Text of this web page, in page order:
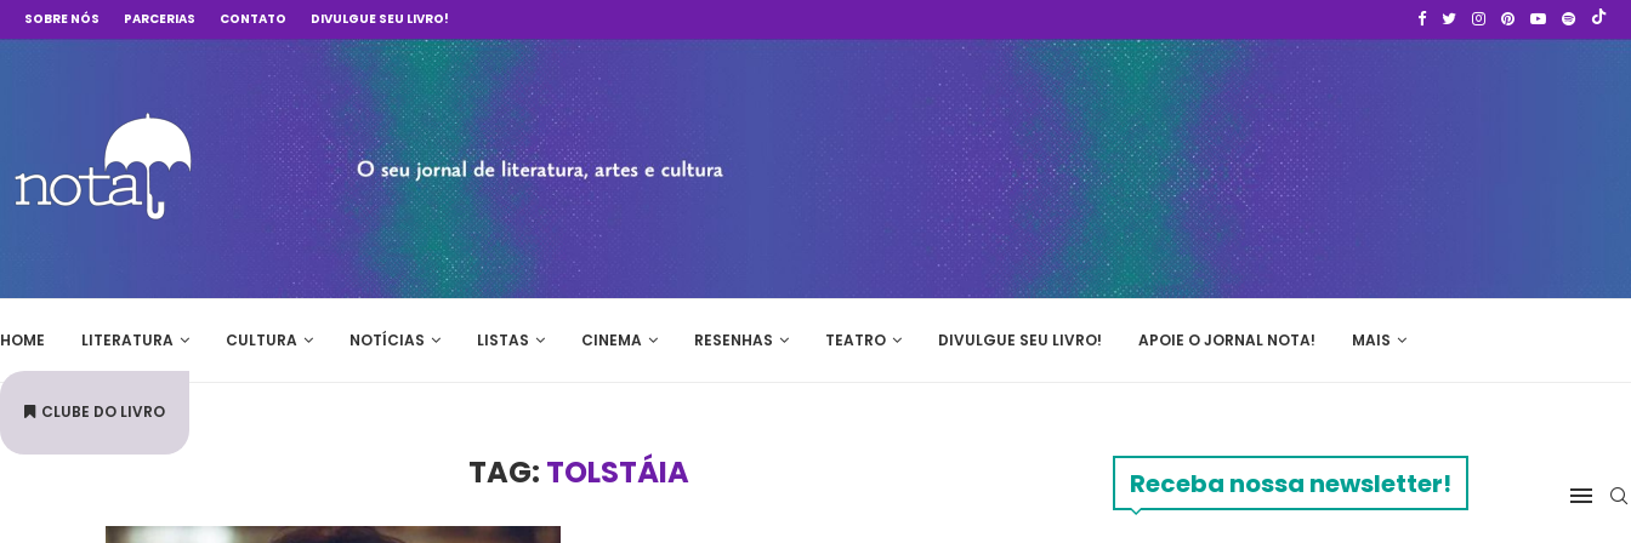
SOBRE NÓS PARCERIAS CONTATO DIVULGUE SEU LIVRO!
HOME LITERATURA CULTURA NOTÍCIAS LISTAS CINEMA RESENHAS TEATRO DIVULGUE SEU LIVRO! APOIE O JORNAL NOTA! MAIS
CLUBE DO LIVRO
TAG: TOLSTÁIA Receba nossa newsletter!